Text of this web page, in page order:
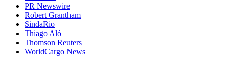
PR Newswire
Robert Grantham
SindaRio
Thiago Aló
Thomson Reuters
WorldCargo News